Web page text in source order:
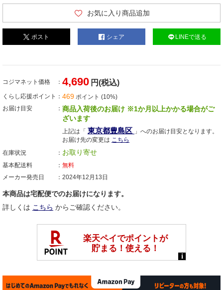
お気に入り商品追加
ポスト シェア LINEで送る
コジマネット価格 4,690 円(税込)
くらし応援ポイント 469 ポイント (10%)
お届け目安
商品入荷後のお届け ※1か月以上かかる場合がご
ざいます
上記は「 東京都豊島区 」へのお届け目安となります。
お届け先の変更は こちら
在庫状況
お取り寄せ
基本配送料
無料
メーカー発売日
2024年12月13日
本商品は宅配便でのお届けになります。
詳しくは こちら からご確認ください。